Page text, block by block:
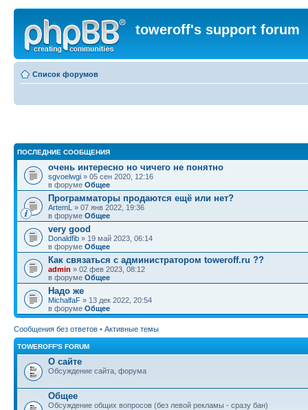
toweroff's support forum
Список форумов
ПОСЛЕДНИЕ СООБЩЕНИЯ
очень интересно но чичего не понятно
sgvoelwgi » 05 сен 2020, 12:16
в форуме Общее
Программаторы продаются ещё или нет?
ArtemL » 07 янв 2022, 19:36
в форуме Общее
very good
Donaldfib » 19 май 2023, 06:14
в форуме Общее
Как связаться с администратором toweroff.ru ??
admin » 02 фев 2023, 08:12
в форуме Общее
Надо же
MichalfaF » 13 дек 2022, 20:54
в форуме Общее
Сообщения без ответов • Активные темы
TOWEROFF'S FORUM
О сайте
Обсуждение сайта, форума
Общее
Обсуждение общих вопросов (без левой рекламы - сразу бан)